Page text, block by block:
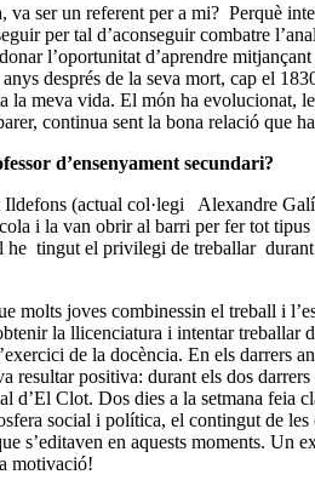
ser un referent per a mi? Perquè
per tal d’aconseguir combatre
l’oportunitat d’aprendre
després de la seva mort, cap el
la meva vida. El món ha
continua sent la bona relació que
d’ensenyament secundari?
(actual col·legi Alexandre
i la van obrir al barri per fer tot
tingut el privilegi de treballar
molts joves combinessin el treball i
la llicenciatura i intentar treballar
de la docència. En els darrers
resultar positiva: durant els dos
Clot. Dos dies a la setmana feia
social i política, el contingut de
s’editaven en aquests moments. Un
motivació!